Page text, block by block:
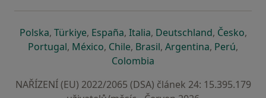
Polskase otevře v nové záložce
, Türkiyese otevře v nové záložce
, Españase otevře v nové záložce
, Italiase otevře v nové záložce
, Deutschlandse otevře v
, Českose
,
Portugalse otevře v nové záložce
, Méxicose otevře v nové záložce
, Chilese otevře v nové záložce
, Brasilse otevře v nové
, Argentinase otevře v
, Perúse
,
Colombia
NAŘÍZENÍ (EU) 2022/2065 (DSA) článek 24: 15.395.179